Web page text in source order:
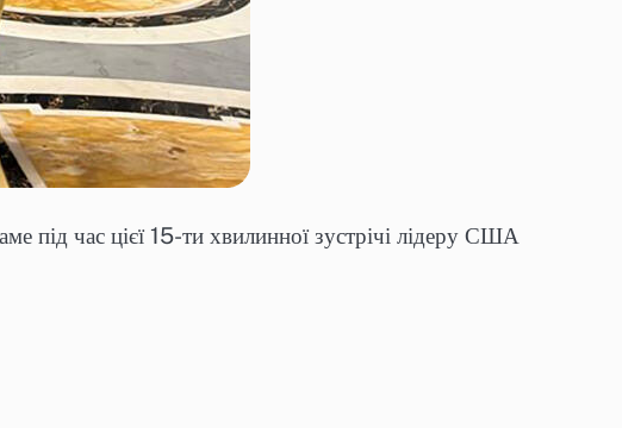
під час цієї 15-ти хвилинної зустрічі лідеру США